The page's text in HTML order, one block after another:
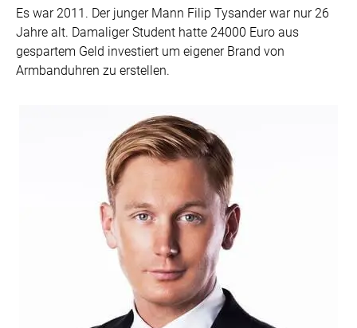
Es war 2011. Der junger Mann Filip Tysander war nur 26
Jahre alt. Damaliger Student hatte 24000 Euro aus
gespartem Geld investiert um eigener Brand von
Armbanduhren zu erstellen.